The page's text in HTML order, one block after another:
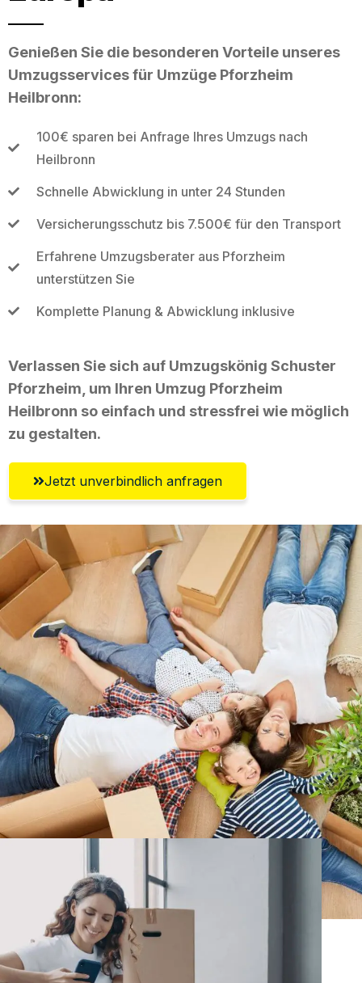
Genießen Sie die besonderen Vorteile unseres
Umzugsservices für Umzüge Pforzheim
Heilbronn:
100€ sparen bei Anfrage Ihres Umzugs nach
Heilbronn
Schnelle Abwicklung in unter 24 Stunden
Versicherungsschutz bis 7.500€ für den Transport
Erfahrene Umzugsberater aus Pforzheim
unterstützen Sie
Komplette Planung & Abwicklung inklusive
Verlassen Sie sich auf Umzugskönig Schuster
Pforzheim, um Ihren Umzug Pforzheim
Heilbronn so einfach und stressfrei wie möglich
zu gestalten.
Jetzt unverbindlich anfragen